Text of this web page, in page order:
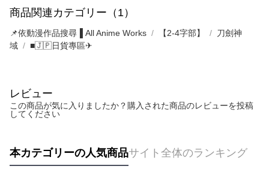
商品関連カテゴリー（1）
📌依動漫作品搜尋▐ All Anime Works 【2-4字部】
刀劍神
域
■🇯🇵日貨專區✈
レビュー
この商品が気に入りましたか？購入された商品のレビューを投稿
してください
本カテゴリーの人気商品サイト全体のランキング